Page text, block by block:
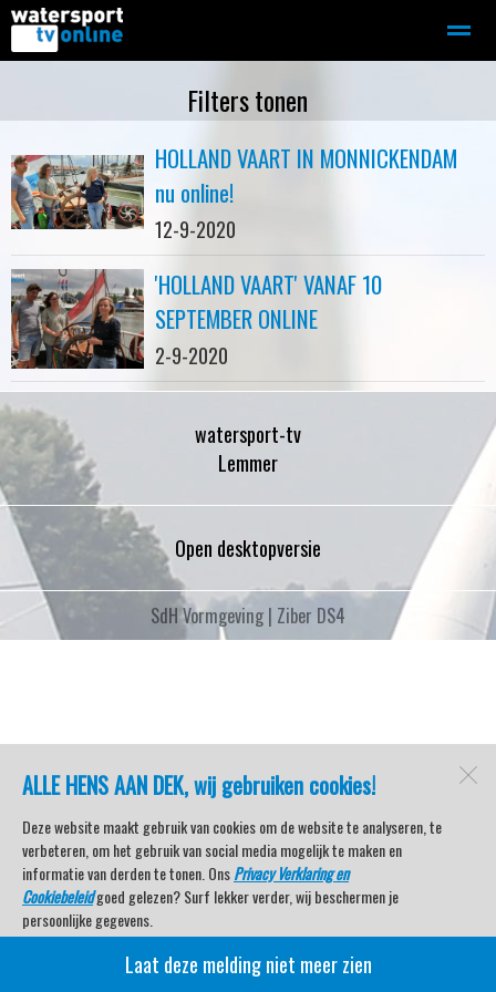
Motorboot-sloep Adverteren
Home
ALLE HENS AAN DEK, wij gebruiken cookies!
Deze website maakt gebruik van cookies om de website te analyseren, te
verbeteren, om het gebruik van social media mogelijk te maken en
informatie van derden te tonen. OnsPrivacy Verklaring en
Cookiebeleidgoed gelezen? Surf lekker verder, wij beschermen je
persoonlijke gegevens.
Veel kijkplezier met Watersport TV Beleving & Nieuws!
Laat deze melding niet meer zien
Filters tonen
HOLLAND VAART IN MONNICKENDAM
nu online!
12-9-2020
'HOLLAND VAART' VANAF 10
SEPTEMBER ONLINE
2-9-2020
watersport-tv
Lemmer
Open desktopversie
SdH Vormgeving | Ziber DS4